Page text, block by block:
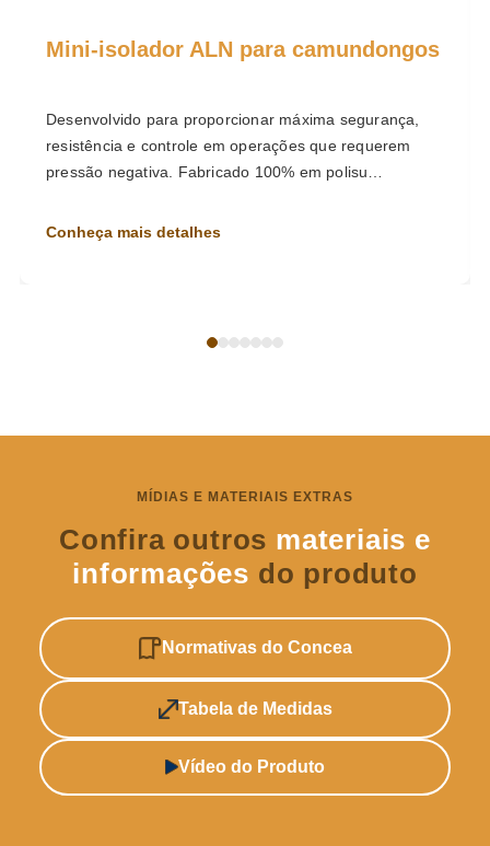
Mini-isolador ALN para camundongos
Desenvolvido para proporcionar máxima segurança,
resistência e controle em operações que requerem
pressão negativa. Fabricado 100% em polisu…
Conheça mais detalhes
MÍDIAS E MATERIAIS EXTRAS
Confira outros materiais e
informações do produto
Normativas do Concea
Tabela de Medidas
Vídeo do Produto